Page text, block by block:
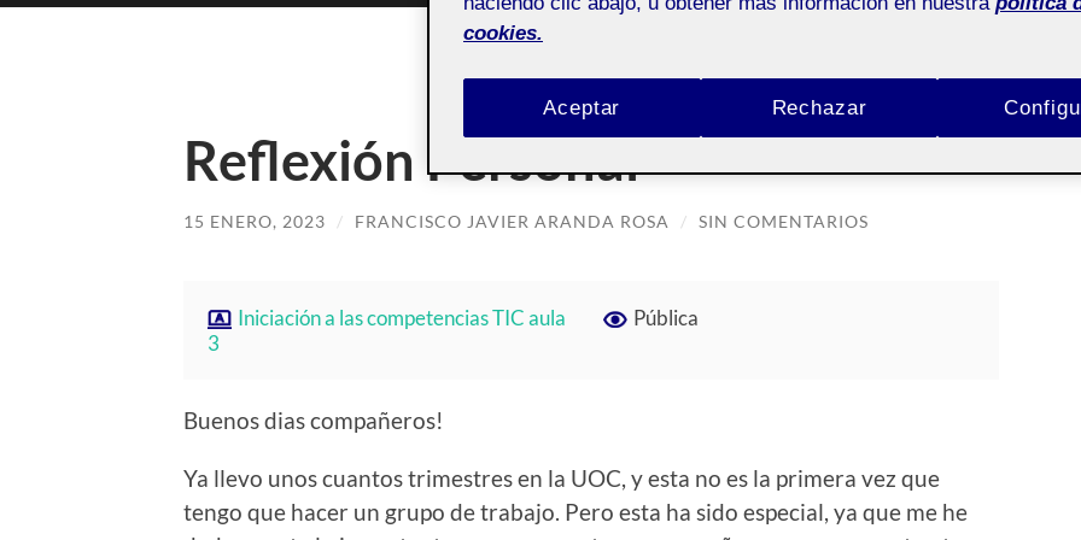
Reflexión Personal
15 ENERO, 2023 / FRANCISCO JAVIER ARANDA ROSA / SIN COMENTARIOS
Iniciación a las competencias TIC aula
3
Pública
Buenos dias compañeros!
Ya llevo unos cuantos trimestres en la UOC, y esta no es la primera vez que
tengo que hacer un grupo de trabajo. Pero esta ha sido especial, ya que me he
cookies.
Rechazar
Aceptar